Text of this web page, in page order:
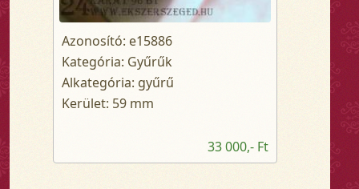
Azonosító: e15886
Kategória: Gyűrűk
Alkategória: gyűrű
Kerület: 59 mm
33 000,- Ft